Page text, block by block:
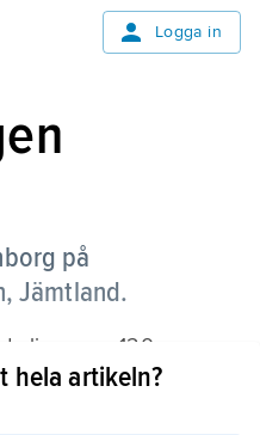
Logga in
på
Jämtland.
ligger en 120 m
av jord och sten
hela artikeln?